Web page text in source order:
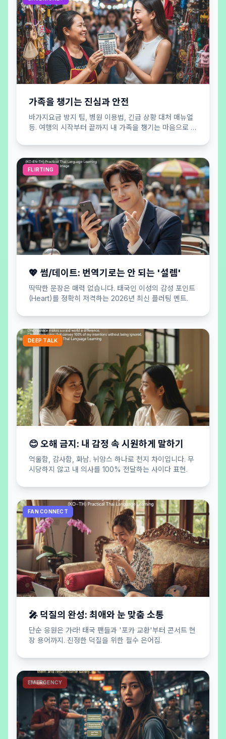
가족을 챙기는 진심과 안전
바가지요금 방지 팁, 병원 이용법, 긴급 상황 대처 매뉴얼
등. 여행의 시작부터 끝까지 내 가족을 챙기는 마음으로 당
FLIRTING
💖 썸/데이트: 번역기로는 안 되는 '설렘'
딱딱한 문장은 매력 없습니다. 태국인 이성의 감성 포인트
(Heart)를 정확히 저격하는 2026년 최신 플러팅 멘트.
DEEP TALK
😊 오해 금지: 내 감정 속 시원하게 말하기
억울함, 감사함, 화남. 뉘앙스 하나로 천지 차이입니다. 무
시당하지 않고 내 의사를 100% 전달하는 사이다 표현.
FAN CONNECT
🎤 덕질의 완성: 최애와 눈 맞춤 소통
단순 응원은 가라! 태국 팬들과 '포카 교환'부터 콘서트 현
장 용어까지. 진정한 덕질을 위한 필수 은어집.
EMERGENCY